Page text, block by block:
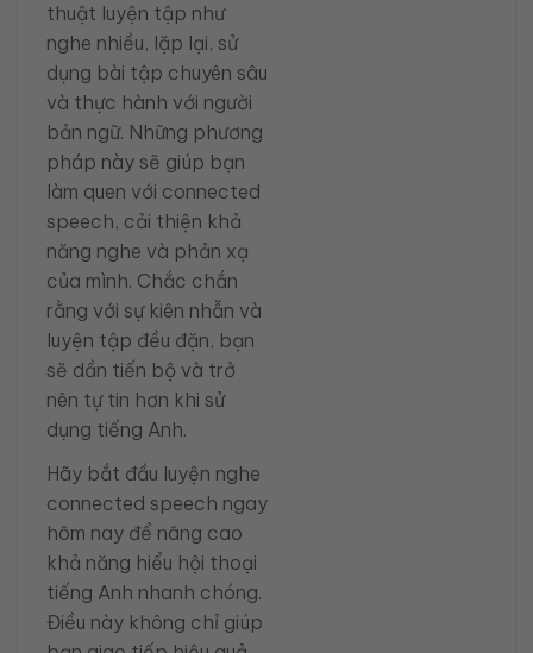
thuật luyện tập như
nghe nhiều, lặp lại, sử
dụng bài tập chuyên sâu
và thực hành với người
bản ngữ. Những phương
pháp này sẽ giúp bạn
làm quen với connected
speech, cải thiện khả
năng nghe và phản xạ
của mình. Chắc chắn
rằng với sự kiên nhẫn và
luyện tập đều đặn, bạn
sẽ dần tiến bộ và trở
nên tự tin hơn khi sử
dụng tiếng Anh.
Hãy bắt đầu luyện nghe
connected speech ngay
hôm nay để nâng cao
khả năng hiểu hội thoại
tiếng Anh nhanh chóng.
Điều này không chỉ giúp